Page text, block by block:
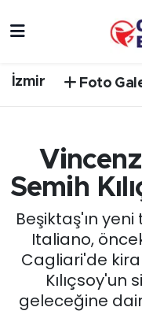
İzmir Foto
Semih
Beşiktaş'ın
Italiano,
Cagliari'de
Kılıçsoy'un
geleceğine
EGE
EĞİTİM
EKONOMİ
English News
Süper Lig
Tüm
Son Dakika
Haber Arşivi